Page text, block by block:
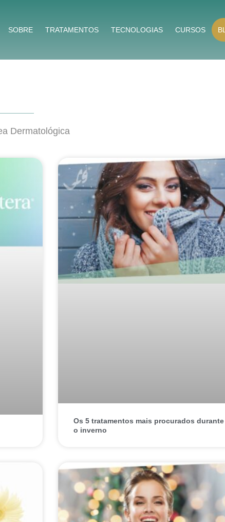
SOBRE TRATAMENTOS TECNOLOGIAS CURSOS
Dermatológica
Os 5 tratamentos mais procurados durante
o inverno